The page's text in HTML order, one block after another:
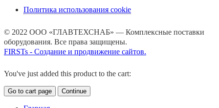
Политика использования cookie
© 2022 ООО «ГЛАВТЕХСНАБ» — Комплексные поставки
оборудования. Все права защищены.
FIRSTs - Создание и продвижение сайтов.
You've just added this product to the cart:
Go to cart page Continue